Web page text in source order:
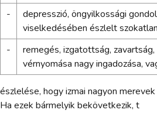
-
depresszió, öngyilkossági
viselkedésében észlelt
-
remegés, izgatottság,
vérnyomása nagy ingadozása,
észlelése, hogy izmai nagyon
Ha ezek bármelyik bekövetkezik, t